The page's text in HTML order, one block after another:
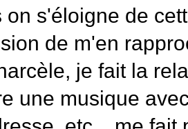
on s'éloigne de
de m'en
je fait la
une musique